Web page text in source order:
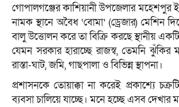
গোপালগঞ্জের কাশিয়ানী উপজেলার মহেশপুর
নামক স্থানে অবৈধ ‘বোমা’ (ড্রেজার) মেশিন
বালু উত্তোলন করে তা বিক্রি করছে স্থানীয়
যেমন সরকার হারাচ্ছে রাজস্ব, তেমনি ঝুঁকির
রাস্তা-ঘাট, জমি, গাছপালা ও বিভিন্ন স্থাপনা।
প্রশাসনকে তোয়াক্কা না করেই প্রকাশ্যে
ব্যবসা চালিয়ে যাচ্ছে। মনে হচ্ছে এসব